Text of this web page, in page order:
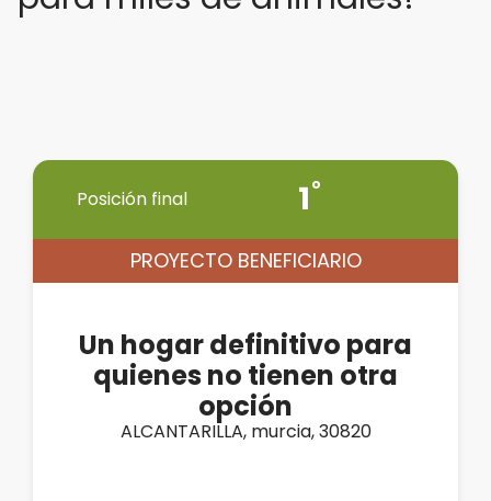
Posición final 1
PROYECTO BENEFICIARIO
Un hogar definitivo para
quienes no tienen otra
opción
ALCANTARILLA, murcia, 30820